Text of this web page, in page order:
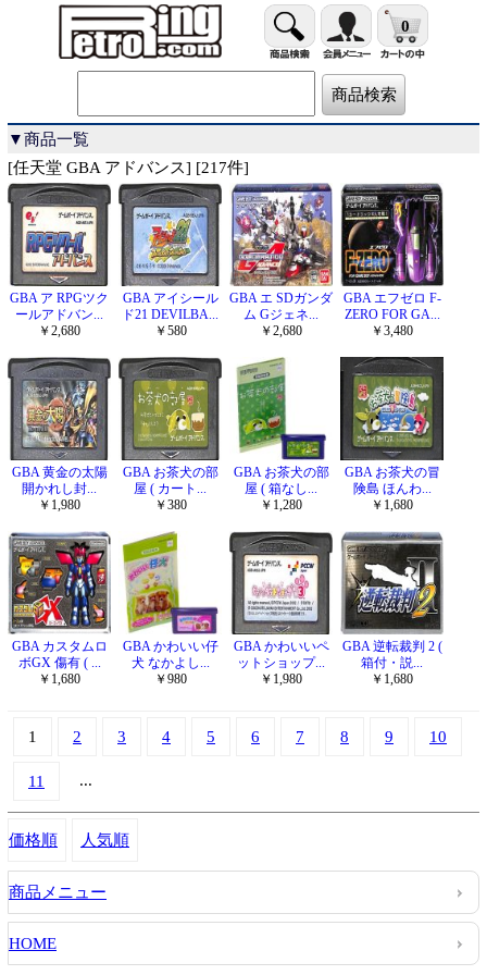
0
▼商品一覧
[任天堂 GBA アドバンス] [217件]
GBA ア RPGツク
ールアドバン...
￥2,680
GBA アイシール
ド21 DEVILBA...
￥580
GBA エ SDガンダ
ム Gジェネ...
￥2,680
GBA エフゼロ F-
ZERO FOR GA...
￥3,480
GBA 黄金の太陽
開かれし封...
￥1,980
GBA お茶犬の部
屋 ( カート...
￥380
GBA お茶犬の部
屋 ( 箱なし...
￥1,280
GBA お茶犬の冒
険島 ほんわ...
￥1,680
GBA カスタムロ
ボGX 傷有 ( ...
￥1,680
GBA かわいい仔
犬 なかよし...
￥980
GBA かわいいペ
ットショップ...
￥1,980
GBA 逆転裁判 2 (
箱付・説...
￥1,680
1 2 3 4 5 6 7 8 9 10
11 ...
価格順 人気順
商品メニュー
HOME